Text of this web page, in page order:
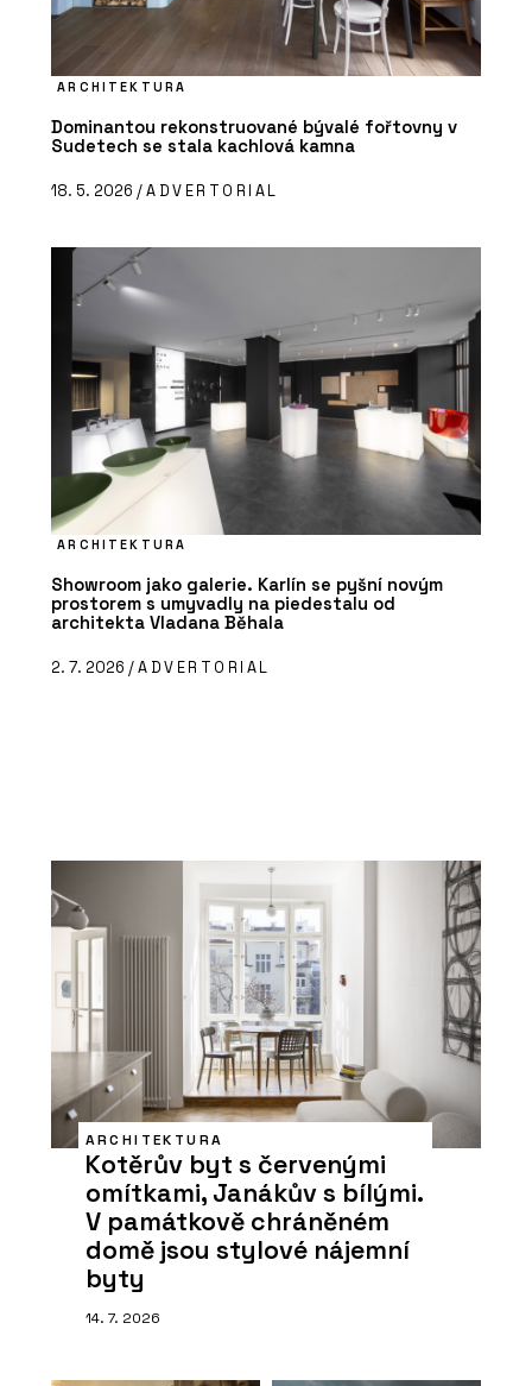
ARCHITEKTURA
Dominantou rekonstruované bývalé fořtovny v
Sudetech se stala kachlová kamna
18. 5. 2026 /ADVERTORIAL
ARCHITEKTURA
Showroom jako galerie. Karlín se pyšní novým
prostorem s umyvadly na piedestalu od
architekta Vladana Běhala
2. 7. 2026 /ADVERTORIAL
ARCHITEKTURA
Kotěrův byt s červenými
omítkami, Janákův s bílými.
V památkově chráněném
domě jsou stylové nájemní
byty
14. 7. 2026